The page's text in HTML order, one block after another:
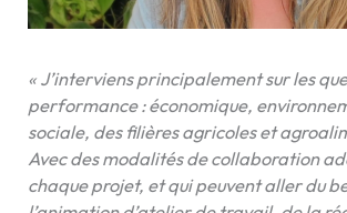
« J’interviens principalement sur les
performance : économique,
sociale, des filières agricoles et
Avec des modalités de collaboration
chaque projet, et qui peuvent aller du